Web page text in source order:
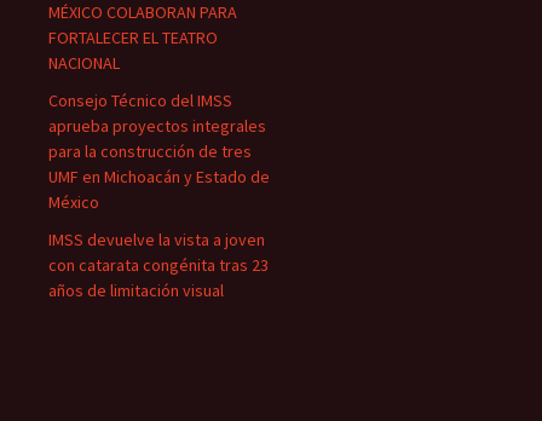
MÉXICO COLABORAN PARA
FORTALECER EL TEATRO
NACIONAL
Consejo Técnico del IMSS
aprueba proyectos integrales
para la construcción de tres
UMF en Michoacán y Estado de
México
IMSS devuelve la vista a joven
con catarata congénita tras 23
años de limitación visual